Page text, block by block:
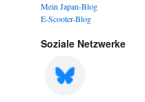
Mein Japan-Blog
E-Scooter-Blog
Soziale Netzwerke